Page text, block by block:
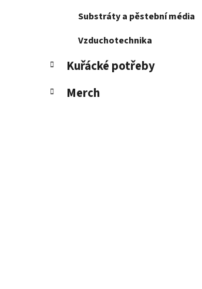
Substráty a pěstební média
Vzduchotechnika
Kuřácké potřeby
Merch